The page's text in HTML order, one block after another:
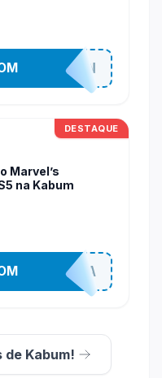
DESTAQUE
Marvel’s
na Kabum
COMPRAJA
de Kabum!